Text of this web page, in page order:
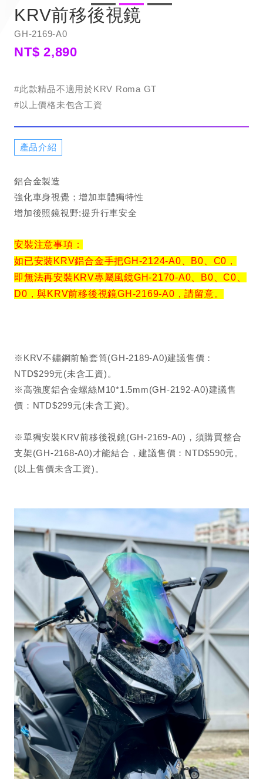
KRV前移後視鏡
GH-2169-A0
NT$ 2,890
#此款精品不適用於KRV Roma GT
#以上價格未包含工資
產品介紹
鋁合金製造
強化車身視覺；增加車體獨特性
增加後照鏡視野;提升行車安全
安裝注意事項：
如已安裝KRV鋁合金手把GH-2124-A0、B0、C0，
即無法再安裝KRV專屬風鏡GH-2170-A0、B0、C0、
D0，與KRV前移後視鏡GH-2169-A0，請留意。
※KRV不鏽鋼前輪套筒(GH-2189-A0)建議售價：
NTD$299元(未含工資)。
※高強度鋁合金螺絲M10*1.5mm(GH-2192-A0)建議售
價：NTD$299元(未含工資)。
※單獨安裝KRV前移後視鏡(GH-2169-A0)，須購買整合
支架(GH-2168-A0)才能結合，建議售價：NTD$590元。
(以上售價未含工資)。